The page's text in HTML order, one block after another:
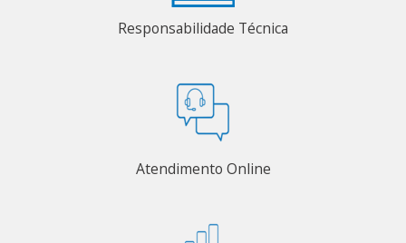
Responsabilidade Técnica
Atendimento Online